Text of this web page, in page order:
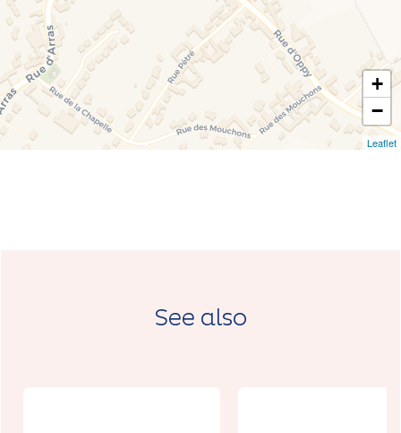
+
−
Leaflet
See also